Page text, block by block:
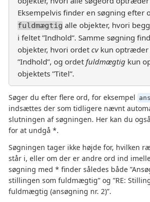
Eksempelvis finder en søgning efter
fuldmægtig alle objekter, hvori
i feltet ”Indhold”. Samme søgning
objekter, hvori ordet cvkun optræder
”Indhold”, og ordet fuldmægtig kun
objektets ”Titel”.
Søger du efter flere ord, for eksempel
indsættes der som tidligere nævnt
slutningen af søgningen. Her kan du
for at undgå *.
Søgningen tager ikke højde for, hvilken
står i, eller om der er andre ord ind
søgning med * finder således både
stillingen som fuldmægtig” og ”RE:
fuldmægtig (ansøgning nr. 2)”.